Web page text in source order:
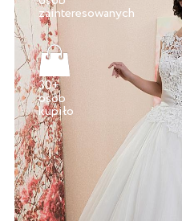
30+
osób